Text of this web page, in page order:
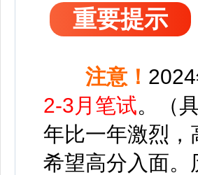
重要提示
注意！
2-3月笔试。（
年比一年激烈，
希望高分入面。